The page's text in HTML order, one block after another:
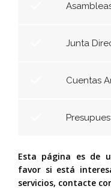
Junta
Cuentas
Esta página es de
favor si está
servicios, contacte